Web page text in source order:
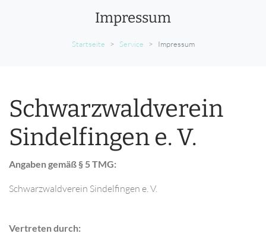
Impressum
Startseite Service Impressum
Schwarzwaldverein
Sindelfingen e. V.
Angaben gemäß § 5 TMG:
Schwarzwaldverein Sindelfingen e. V.
Vertreten durch: